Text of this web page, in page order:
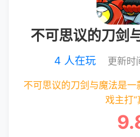
不可思议的刀剑
4 人在玩 更新
不可思议的刀剑与魔法是
戏主打“